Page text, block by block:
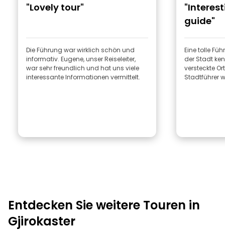
"Lovely tour"
Die Führung war wirklich schön und
informativ. Eugene, unser Reiseleiter,
war sehr freundlich und hat uns viele
interessante Informationen vermittelt.
guide"
Eine tolle
der Stadt
versteckte
Stadtführer
Entdecken Sie weitere Touren in
Gjirokaster